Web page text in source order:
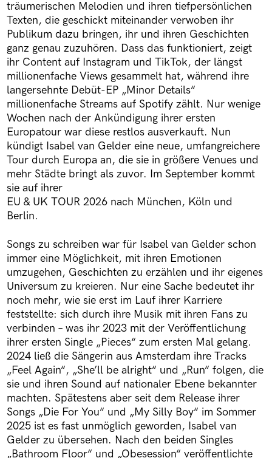
träumerischen Melodien und ihren tiefpersönlichen
Texten, die geschickt miteinander verwoben ihr
Publikum dazu bringen, ihr und ihren Geschichten
ganz genau zuzuhören. Dass das funktioniert, zeigt
ihr Content auf Instagram und TikTok, der längst
millionenfache Views gesammelt hat, während ihre
langersehnte Debüt-EP „Minor Details“
millionenfache Streams auf Spotify zählt. Nur wenige
Wochen nach der Ankündigung ihrer ersten
Europatour war diese restlos ausverkauft. Nun
kündigt Isabel van Gelder eine neue, umfangreichere
Tour durch Europa an, die sie in größere Venues und
mehr Städte bringt als zuvor. Im September kommt
sie auf ihrer
EU & UK TOUR 2026 nach München, Köln und
Berlin.
Songs zu schreiben war für Isabel van Gelder schon
immer eine Möglichkeit, mit ihren Emotionen
umzugehen, Geschichten zu erzählen und ihr eigenes
Universum zu kreieren. Nur eine Sache bedeutet ihr
noch mehr, wie sie erst im Lauf ihrer Karriere
feststellte: sich durch ihre Musik mit ihren Fans zu
verbinden – was ihr 2023 mit der Veröffentlichung
ihrer ersten Single „Pieces“ zum ersten Mal gelang.
2024 ließ die Sängerin aus Amsterdam ihre Tracks
„Feel Again“, „She’ll be alright“ und „Run“ folgen, die
sie und ihren Sound auf nationaler Ebene bekannter
machten. Spätestens aber seit dem Release ihrer
Songs „Die For You“ und „My Silly Boy“ im Sommer
2025 ist es fast unmöglich geworden, Isabel van
Gelder zu übersehen. Nach den beiden Singles
„Bathroom Floor“ und „Obesession“ veröffentlichte